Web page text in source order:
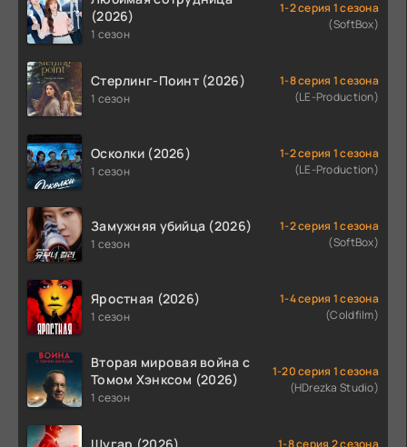
(2026)
1 сезон
1-2 серия 1 сезона
(SoftBox)
Стерлинг-Поинт (2026)
1 сезон
1-8 серия 1 сезона
(LE-Production)
Осколки (2026)
1 сезон
1-2 серия 1 сезона
(LE-Production)
Замужняя убийца (2026)
1 сезон
1-2 серия 1 сезона
(SoftBox)
Яростная (2026)
1 сезон
1-4 серия 1 сезона
(Coldfilm)
Вторая мировая война с
Томом Хэнксом (2026)
1 сезон
1-20 серия 1 сезона
(HDrezka Studio)